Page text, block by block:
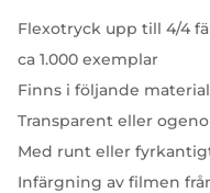
Flexotryck upp till 4/4
ca 1.000 exemplar
Finns i följande
Transparent eller
Med runt eller
Infärgning av filmen